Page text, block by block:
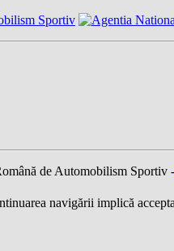
de Automobilism Sportiv -
navigării implică